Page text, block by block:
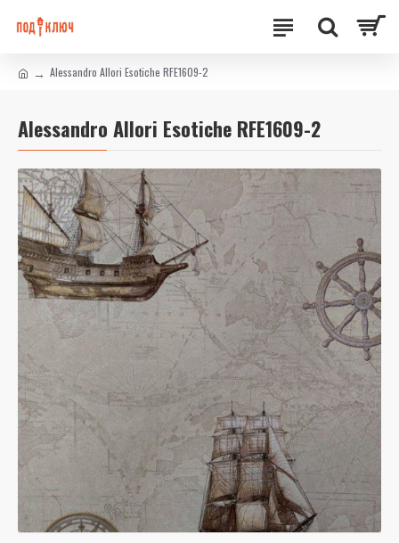
Alessandro Allori Esotiche RFE1609-2
Alessandro Allori Esotiche RFE1609-2